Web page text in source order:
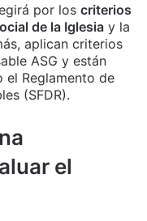
por los criterios
de la Iglesia y la
aplican criterios
ASG y están
Reglamento de
(SFDR).
el